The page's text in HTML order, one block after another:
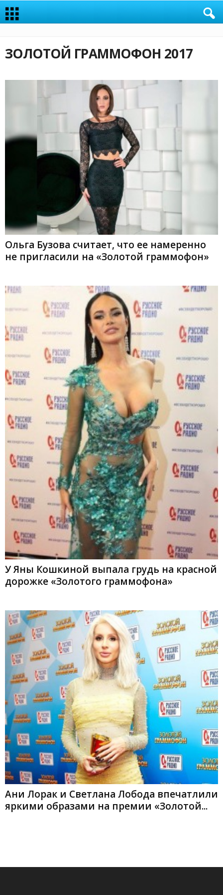
ЗОЛОТОЙ ГРАММОФОН 2017
Ольга Бузова считает, что ее намеренно
не пригласили на «Золотой граммофон»
У Яны Кошкиной выпала грудь на красной
дорожке «Золотого граммофона»
Ани Лорак и Светлана Лобода впечатлили
яркими образами на премии «Золотой...